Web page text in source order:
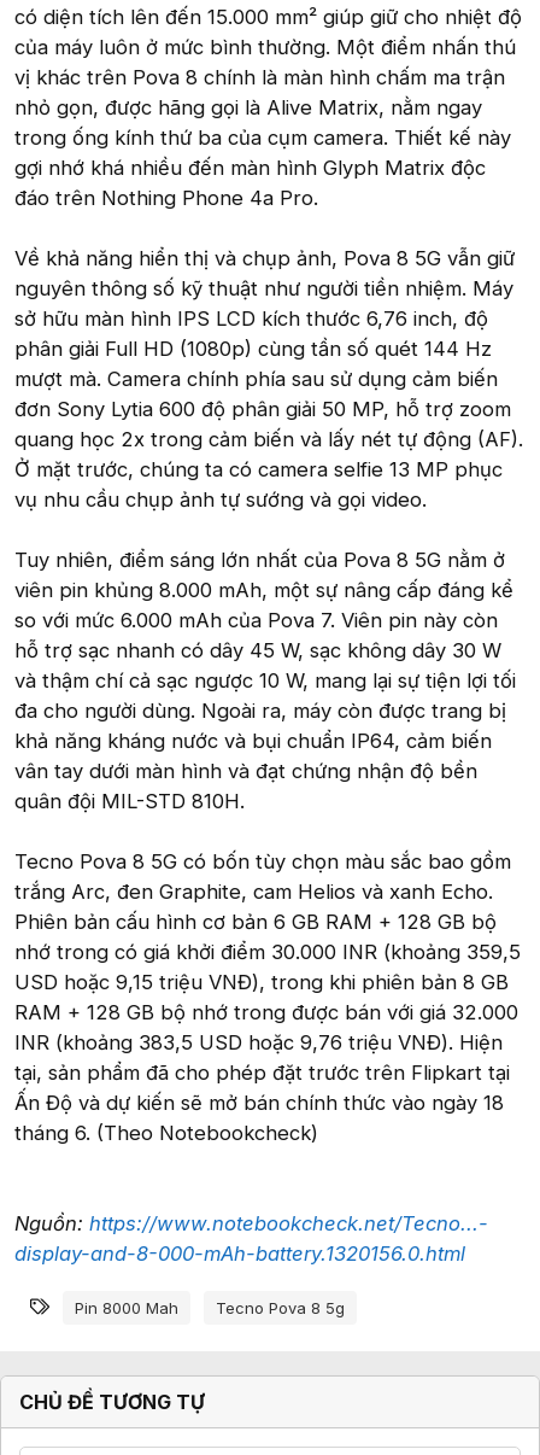
có diện tích lên đến 15.000 mm² giúp giữ cho nhiệt độ
của máy luôn ở mức bình thường. Một điểm nhấn thú
vị khác trên Pova 8 chính là màn hình chấm ma trận
nhỏ gọn, được hãng gọi là Alive Matrix, nằm ngay
trong ống kính thứ ba của cụm camera. Thiết kế này
gợi nhớ khá nhiều đến màn hình Glyph Matrix độc
đáo trên Nothing Phone 4a Pro.
Về khả năng hiển thị và chụp ảnh, Pova 8 5G vẫn giữ
nguyên thông số kỹ thuật như người tiền nhiệm. Máy
sở hữu màn hình IPS LCD kích thước 6,76 inch, độ
phân giải Full HD (1080p) cùng tần số quét 144 Hz
mượt mà. Camera chính phía sau sử dụng cảm biến
đơn Sony Lytia 600 độ phân giải 50 MP, hỗ trợ zoom
quang học 2x trong cảm biến và lấy nét tự động (AF).
Ở mặt trước, chúng ta có camera selfie 13 MP phục
vụ nhu cầu chụp ảnh tự sướng và gọi video.
Tuy nhiên, điểm sáng lớn nhất của Pova 8 5G nằm ở
viên pin khủng 8.000 mAh, một sự nâng cấp đáng kể
so với mức 6.000 mAh của Pova 7. Viên pin này còn
hỗ trợ sạc nhanh có dây 45 W, sạc không dây 30 W
và thậm chí cả sạc ngược 10 W, mang lại sự tiện lợi tối
đa cho người dùng. Ngoài ra, máy còn được trang bị
khả năng kháng nước và bụi chuẩn IP64, cảm biến
vân tay dưới màn hình và đạt chứng nhận độ bền
quân đội MIL-STD 810H.
Tecno Pova 8 5G có bốn tùy chọn màu sắc bao gồm
trắng Arc, đen Graphite, cam Helios và xanh Echo.
Phiên bản cấu hình cơ bản 6 GB RAM + 128 GB bộ
nhớ trong có giá khởi điểm 30.000 INR (khoảng 359,5
USD hoặc 9,15 triệu VNĐ), trong khi phiên bản 8 GB
RAM + 128 GB bộ nhớ trong được bán với giá 32.000
INR (khoảng 383,5 USD hoặc 9,76 triệu VNĐ). Hiện
tại, sản phẩm đã cho phép đặt trước trên Flipkart tại
Ấn Độ và dự kiến sẽ mở bán chính thức vào ngày 18
tháng 6. (Theo Notebookcheck)
Nguồn: https://www.notebookcheck.net/Tecno...-
display-and-8-000-mAh-battery.1320156.0.html
Từ khóa
Pin 8000 Mah Tecno Pova 8 5g
CHỦ ĐỀ TƯƠNG TỰ